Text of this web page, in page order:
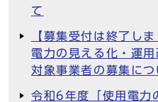
て
【募集受付は終了し
電力の見える化・運
対象事業者の募集につ
令和6年度「使用電力